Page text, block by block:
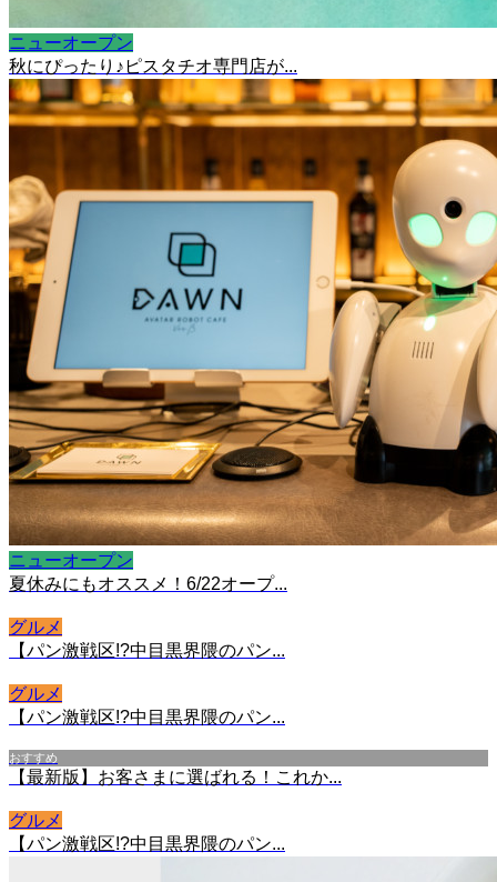
ニューオープン
秋にぴったり♪ピスタチオ専門店が...
ニューオープン
夏休みにもオススメ！6/22オープ...
グルメ
【パン激戦区!?中目黒界隈のパン...
グルメ
【パン激戦区!?中目黒界隈のパン...
おすすめ
【最新版】お客さまに選ばれる！これか...
グルメ
【パン激戦区!?中目黒界隈のパン...